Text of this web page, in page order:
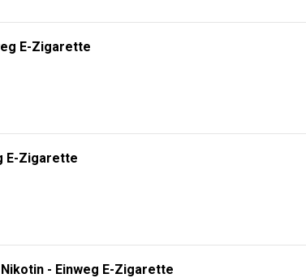
E-Zigarette
E-Zigarette
- Einweg E-Zigarette